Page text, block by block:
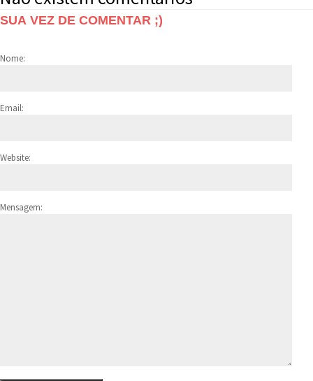
SUA VEZ DE COMENTAR ;)
Nome:
Email:
Website:
Mensagem: